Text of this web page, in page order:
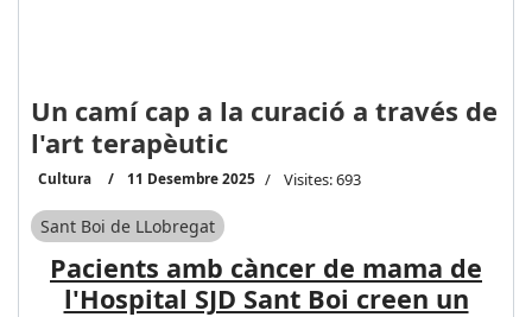
Un camí cap a la curació a través de
l'art terapèutic
Cultura 11 Desembre 2025 Visites: 693
Sant Boi de LLobregat
Pacients amb càncer de mama de
l'Hospital SJD Sant Boi creen un